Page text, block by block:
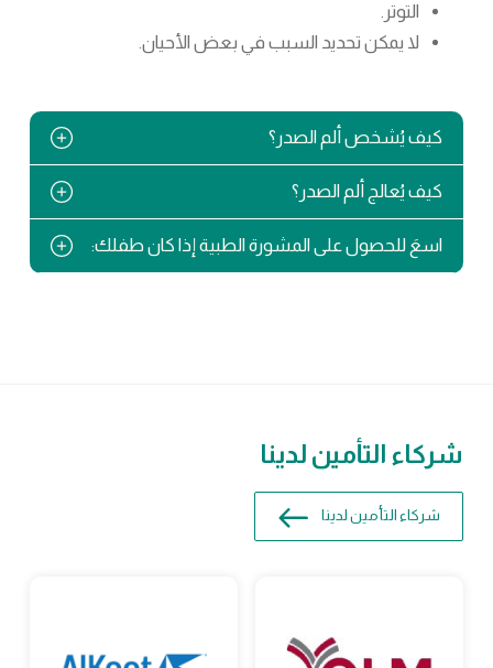
التوتر.
لا يمكن تحديد السبب في بعض الأحيان.
كيف يُشخص ألم الصدر؟
كيف يُعالج ألم الصدر؟
اسعَ للحصول على المشورة الطبية إذا كان طفلك:
شركاء التأمين لدينا
شركاء التأمين لدينا